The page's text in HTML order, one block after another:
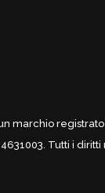
marchio registrato
Tutti i diritti